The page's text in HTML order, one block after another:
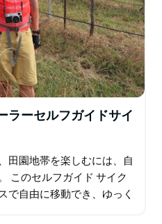
ラーセルフガイドサイ
田園地帯を楽しむには、自
このセルフガイド サイク
で自由に移動でき、ゆっく